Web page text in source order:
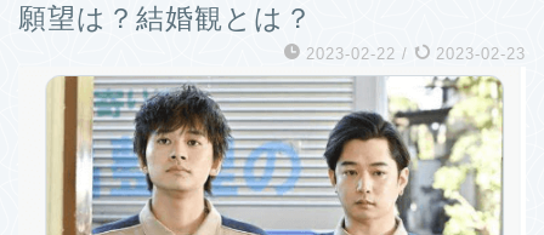
願望は？結婚観とは？
2023-02-22 / 2023-02-23